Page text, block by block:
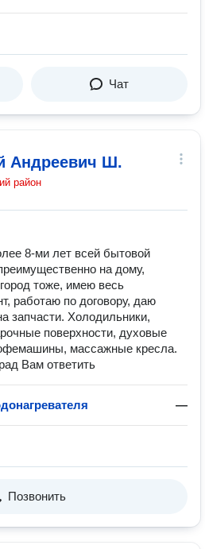
Чат
Андреевич Ш.
район
8-ми лет всей бытовой
на дому,
тоже, имею весь
работаю по договору, даю
запчасти. Холодильники,
поверхности, духовые
массажные кресла.
Вам ответить
—
Позвонить